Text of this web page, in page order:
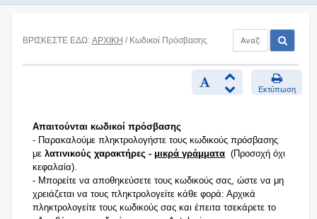
ΒΡΙΣΚΕΣΤΕ ΕΔΩ: ΑΡΧΙΚΗ / Κωδικοί Πρόσβασης
Εκτύπωση
Απαιτούνται κωδικοί πρόσβασης
- Παρακαλούμε πληκτρολογήστε τους κωδικούς πρόσβασης
με λατινικούς χαρακτήρες - μικρά γράμματα (Προσοχή όχι
κεφαλαία).
- Μπορείτε να αποθηκεύσετε τους κωδικούς σας, ώστε να μη
χρειάζεται να τους πληκτρολογείτε κάθε φορά: Αρχικά
πληκτρολογείτε τους κωδικούς σας και έπειτα τσεκάρετε το